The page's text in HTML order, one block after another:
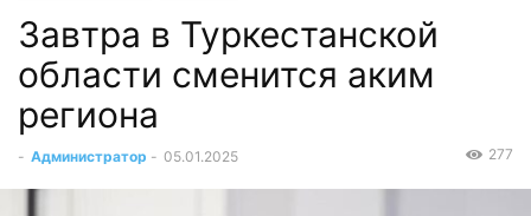
Завтра в Туркестанской
области сменится аким
региона
- Администратор - 05.01.2025 277